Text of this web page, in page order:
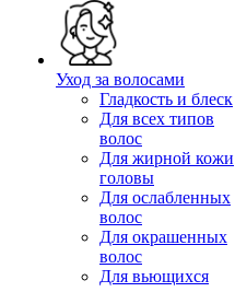
Уход за волосами
Гладкость и блеск
Для всех типов
волос
Для жирной кожи
головы
Для ослабленных
волос
Для окрашенных
волос
Для вьющихся